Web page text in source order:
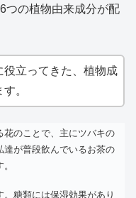
つの植物由来成分が配
立ってきた、植物成
。
花のことで、主にツバキの
達が普段飲んでいるお茶の
糖類には保湿効果があり